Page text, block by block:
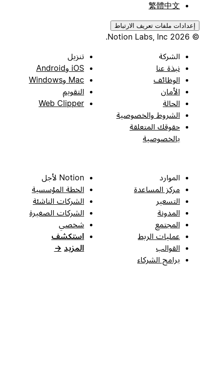
繁體中文
إعدادات ملفات تعريف الارتباط
الشركة
نبذة عنا
الوظائف
الأمان
الحالة
الشروط والخصوصية
حقوقك المتعلقة
بالخصوصية
تنزيل
iOS وAndroid
Mac وWindows
التقويم
Web Clipper
الموارد
مركز المساعدة
التسعير
المدونة
المجتمع
عمليات الربط
القوالب
برامج الشركاء
Notion لأجل
الخطة المؤسسية
الشركات الناشئة
الشركات الصغيرة
شخصي
استكشف
المزيد →